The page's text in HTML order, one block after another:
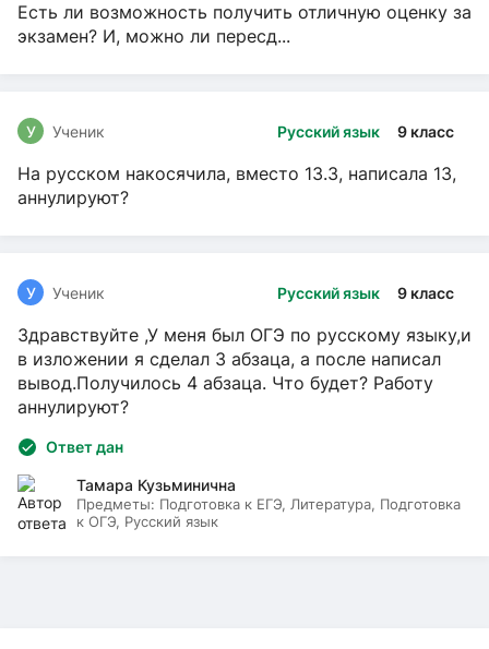
Есть ли возможность получить отличную оценку за
экзамен? И, можно ли пересд...
Русский язык 9 класс
У Ученик
На русском накосячила, вместо 13.3, написала 13,
аннулируют?
Русский язык 9 класс
У Ученик
Здравствуйте ,У меня был ОГЭ по русскому языку,и
в изложении я сделал 3 абзаца, а после написал
вывод.Получилось 4 абзаца. Что будет? Работу
аннулируют?
Ответ дан
Тамара Кузьминична
Предметы: Подготовка к ЕГЭ, Литература, Подготовка
к ОГЭ, Русский язык